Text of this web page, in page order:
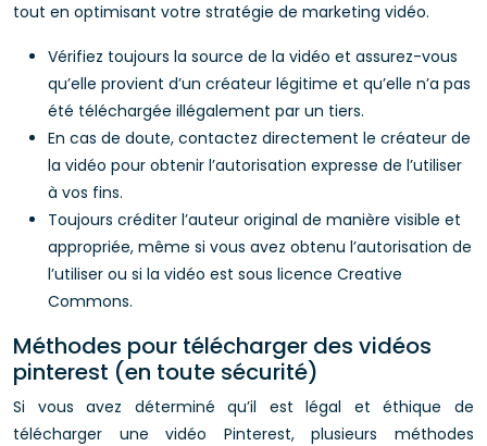
tout en optimisant votre stratégie de marketing vidéo.
Vérifiez toujours la source de la vidéo et assurez-vous
qu’elle provient d’un créateur légitime et qu’elle n’a pas
été téléchargée illégalement par un tiers.
En cas de doute, contactez directement le créateur de
la vidéo pour obtenir l’autorisation expresse de l’utiliser
à vos fins.
Toujours créditer l’auteur original de manière visible et
appropriée, même si vous avez obtenu l’autorisation de
l’utiliser ou si la vidéo est sous licence Creative
Commons.
Méthodes pour télécharger des vidéos
pinterest (en toute sécurité)
Si vous avez déterminé qu’il est légal et éthique de
télécharger une vidéo Pinterest, plusieurs méthodes